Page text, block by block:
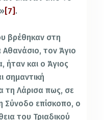
[7] .
βρέθηκαν στη
τον Άγιο
ήταν και ο Άγιος
σημαντική
τη Λάρισα πως, σε
Σύνοδο επίσκοπο, ο
του Τριαδικού